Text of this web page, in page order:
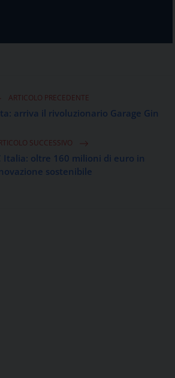
ARTICOLO PRECEDENTE
arriva il rivoluzionario Garage Gin
SUCCESSIVO
Italia: oltre 160 milioni di euro in
sostenibile